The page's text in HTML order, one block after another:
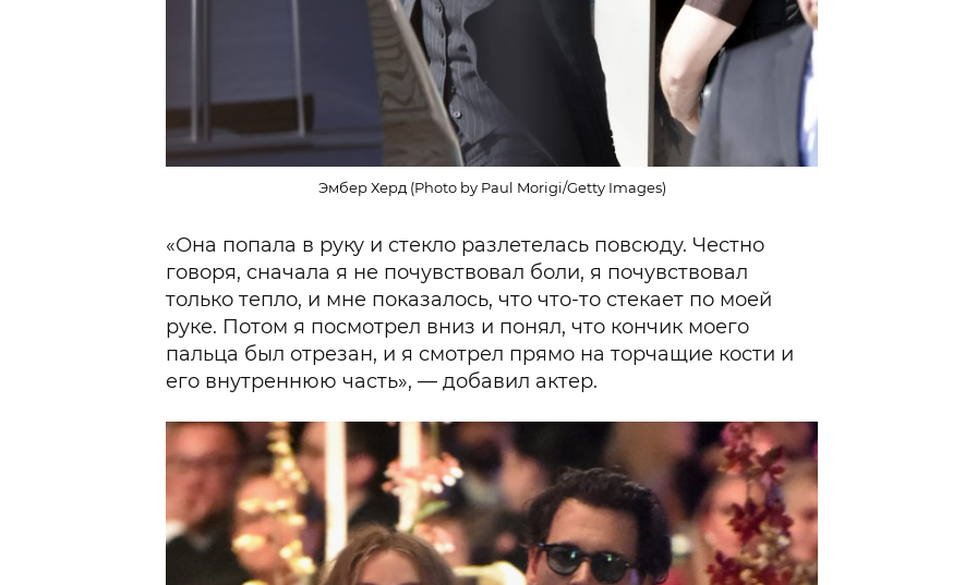
Эмбер Херд (Photo by Paul Morigi/Getty Images)
«Она попала в руку и стекло разлетелась повсюду. Честно
говоря, сначала я не почувствовал боли, я почувствовал
только тепло, и мне показалось, что что-то стекает по моей
руке. Потом я посмотрел вниз и понял, что кончик моего
пальца был отрезан, и я смотрел прямо на торчащие кости и
его внутреннюю часть», — добавил актер.